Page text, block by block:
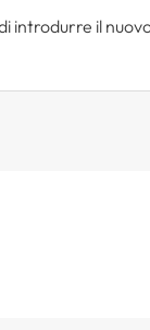
introdurre il